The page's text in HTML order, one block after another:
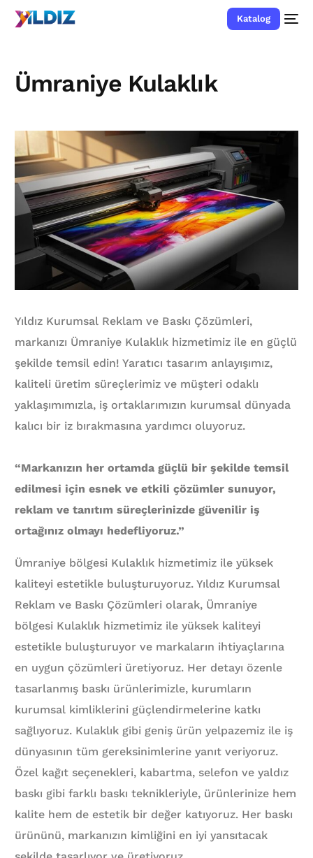
Katalog
Ümraniye Kulaklık
Yıldız Kurumsal Reklam ve Baskı Çözümleri,
markanızı Ümraniye Kulaklık hizmetimiz ile en güçlü
şekilde temsil edin! Yaratıcı tasarım anlayışımız,
kaliteli üretim süreçlerimiz ve müşteri odaklı
yaklaşımımızla, iş ortaklarımızın kurumsal dünyada
kalıcı bir iz bırakmasına yardımcı oluyoruz.
“Markanızın her ortamda güçlü bir şekilde temsil
edilmesi için esnek ve etkili çözümler sunuyor,
reklam ve tanıtım süreçlerinizde güvenilir iş
ortağınız olmayı hedefliyoruz.”
Ümraniye bölgesi Kulaklık hizmetimiz ile yüksek
kaliteyi estetikle buluşturuyoruz. Yıldız Kurumsal
Reklam ve Baskı Çözümleri olarak, Ümraniye
bölgesi Kulaklık hizmetimiz ile yüksek kaliteyi
estetikle buluşturuyor ve markaların ihtiyaçlarına
en uygun çözümleri üretiyoruz. Her detayı özenle
tasarlanmış baskı ürünlerimizle, kurumların
kurumsal kimliklerini güçlendirmelerine katkı
sağlıyoruz. Kulaklık gibi geniş ürün yelpazemiz ile iş
dünyasının tüm gereksinimlerine yanıt veriyoruz.
Özel kağıt seçenekleri, kabartma, selefon ve yaldız
baskı gibi farklı baskı teknikleriyle, ürünlerinize hem
kalite hem de estetik bir değer katıyoruz. Her baskı
ürününü, markanızın kimliğini en iyi yansıtacak